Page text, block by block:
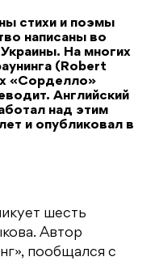
стихи и поэмы
написаны во
На многих
(Robert
«Сорделло»
Английский
над этим
и опубликовал в
шесть
Автор
пообщался с